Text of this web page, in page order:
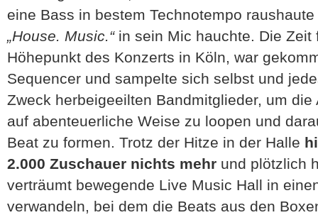
eine Bass in bestem Technotempo
„House. Music.“in sein Mic hauchte. Die Zeit
Höhepunkt des Konzerts in Köln, war
Sequencer und sampelte sich selbst und
Zweck herbeigeeilten Bandmitglieder, um
auf abenteuerliche Weise zu loopen und
Beat zu formen. Trotz der Hitze in der Halle
2.000 Zuschauer nichts mehr und plötzlich
verträumt bewegende Live Music Hall in
verwandeln, bei dem die Beats aus den